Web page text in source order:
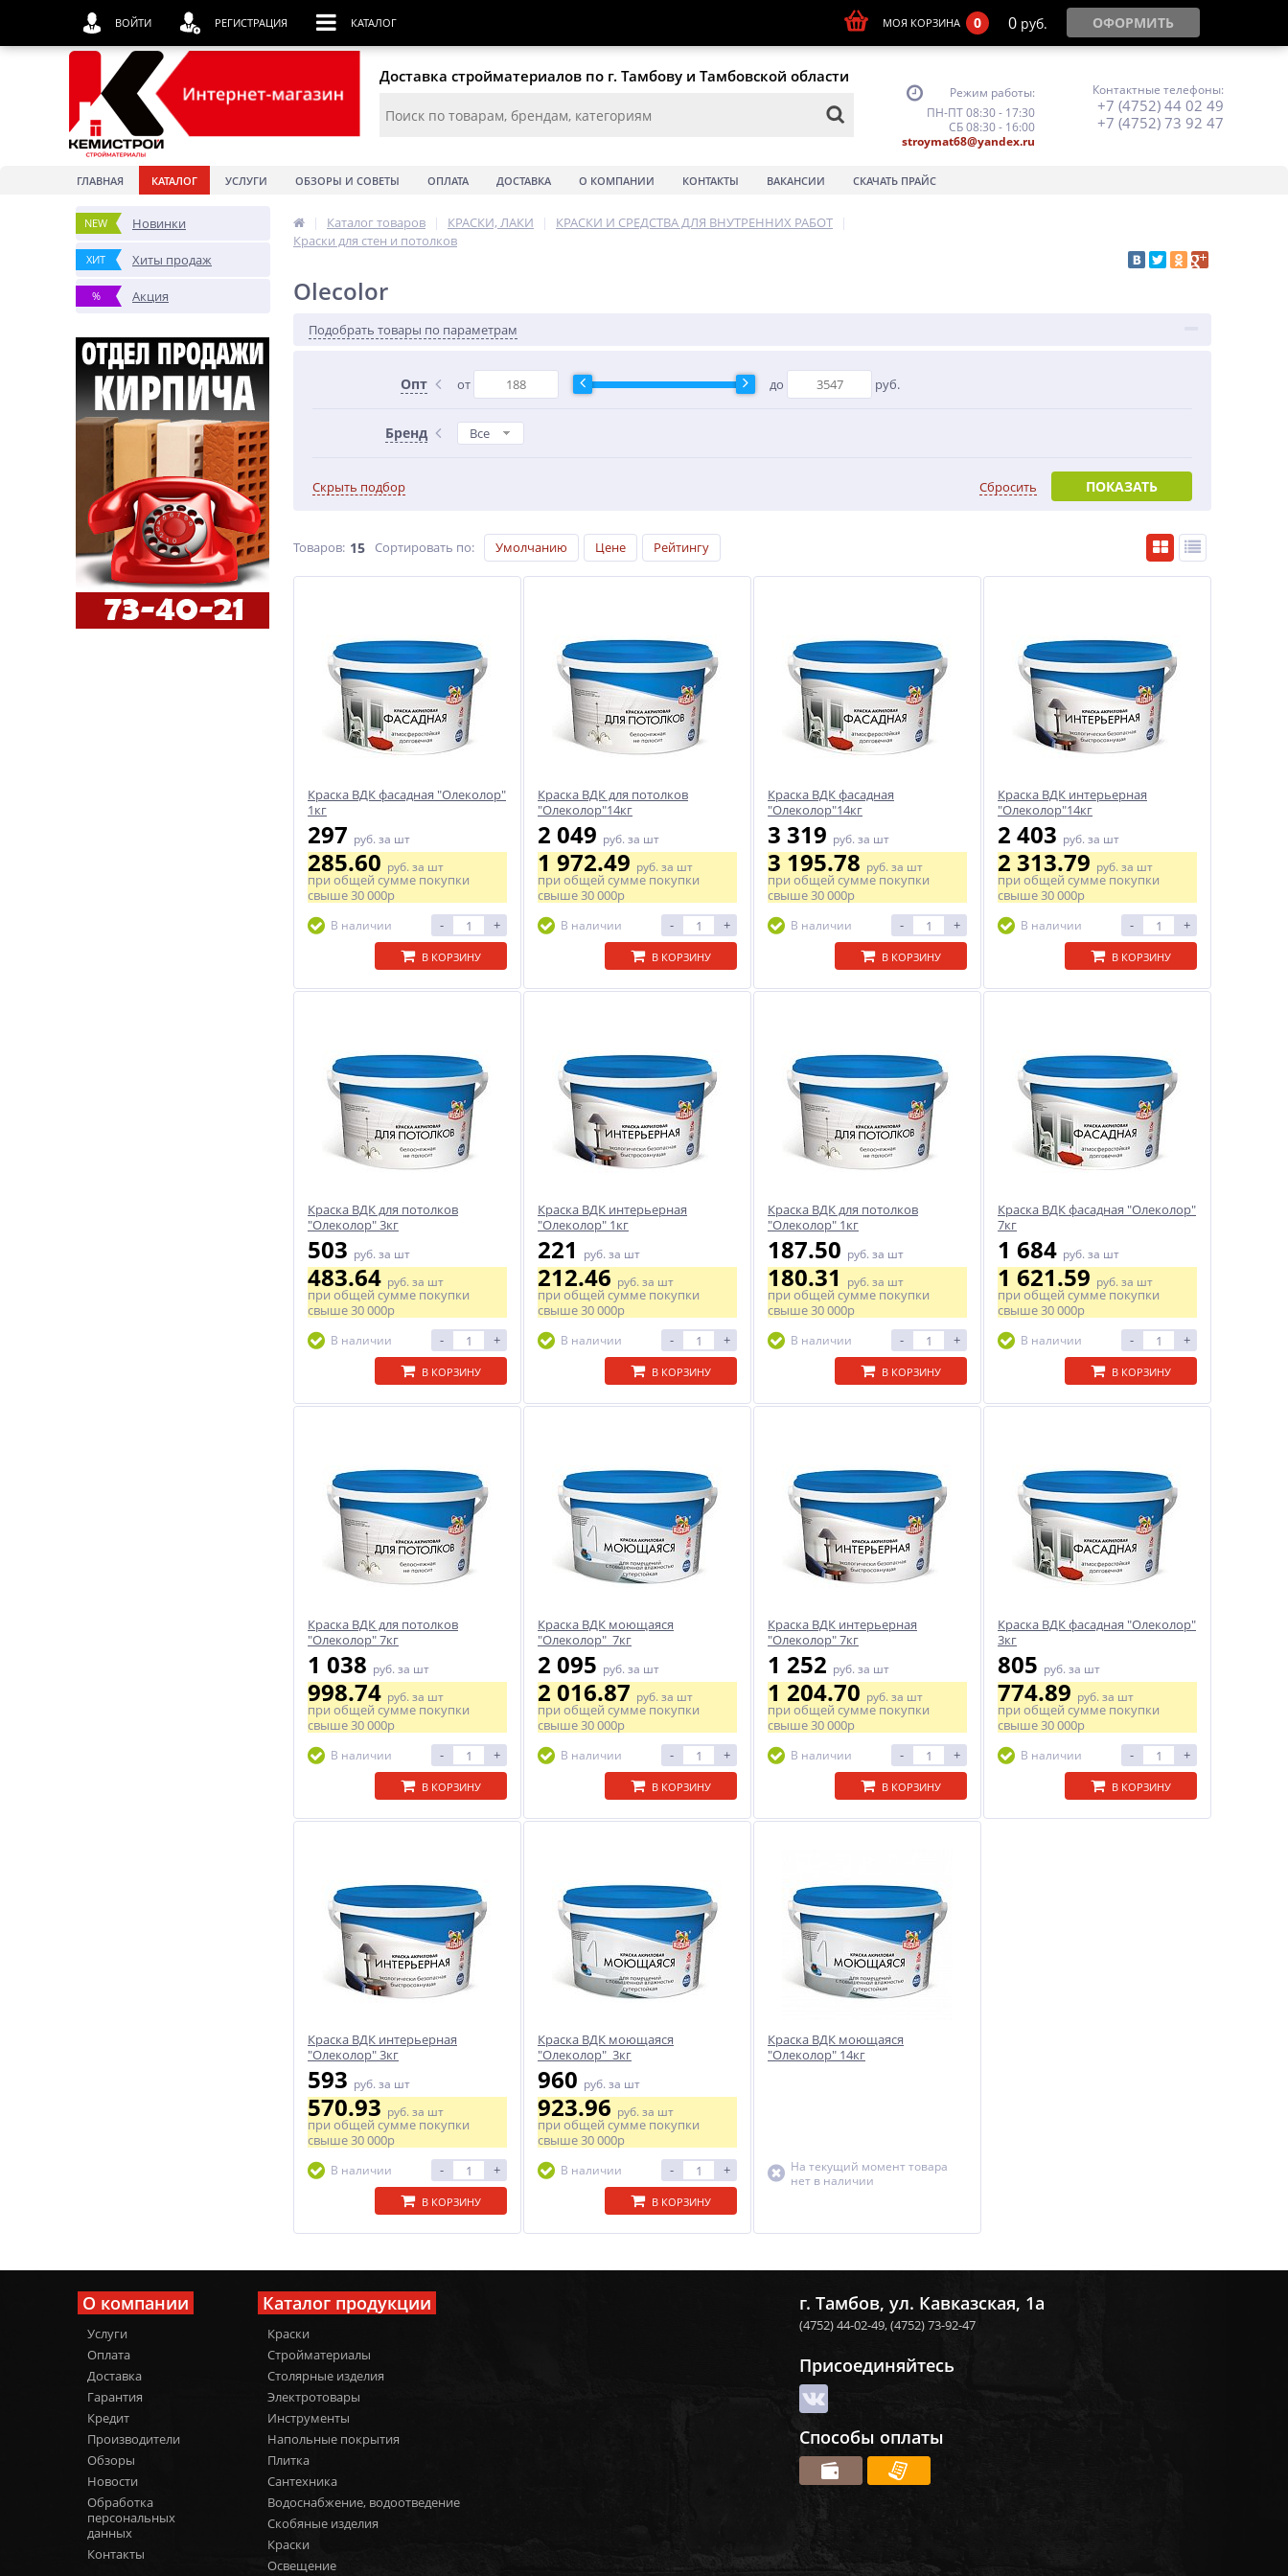
Доставка стройматериалов по г. Тамбову и Тамбовской области
Режим работы:
ПН-ПТ 08:30 - 17:30
СБ 08:30 - 16:00
stroymat68@yandex.ru
Контактные телефоны:
+7 (4752) 44 02 49
+7 (4752) 73 92 47
ГЛАВНАЯ КАТАЛОГ УСЛУГИ ОБЗОРЫ И СОВЕТЫ ОПЛАТА ДОСТАВКА О КОМПАНИИ КОНТАКТЫ ВАКАНСИИ СКАЧАТЬ ПРАЙС
NEW Новинки
ХИТ Хиты продаж
% Акция
| Каталог товаров | КРАСКИ, ЛАКИ | КРАСКИ И СРЕДСТВА ДЛЯ ВНУТРЕННИХ РАБОТ
|
Краски для стен и потолков
Olecolor
Подобрать товары по параметрам
Опт от до руб.
Бренд Все
Скрыть подбор ПОКАЗАТЬ
Сбросить
Товаров: 15 Сортировать по: Умолчанию Цене Рейтингу
Краска ВДК фасадная "Олеколор"
1кг
297 руб. за шт
285.60руб. за шт
при общей сумме покупки
свыше30 000р
В наличии - +
В КОРЗИНУ
Краска ВДК для потолков
"Олеколор"14кг
2 049 руб. за шт
1 972.49руб. за шт
при общей сумме покупки
свыше30 000р
В наличии - +
В КОРЗИНУ
Краска ВДК фасадная
"Олеколор"14кг
3 319 руб. за шт
3 195.78руб. за шт
при общей сумме покупки
свыше30 000р
В наличии - +
В КОРЗИНУ
Краска ВДК интерьерная
"Олеколор"14кг
2 403 руб. за шт
2 313.79руб. за шт
при общей сумме покупки
свыше30 000р
В наличии - +
В КОРЗИНУ
Краска ВДК для потолков
"Олеколор" 3кг
503 руб. за шт
483.64руб. за шт
при общей сумме покупки
свыше30 000р
В наличии - +
В КОРЗИНУ
Краска ВДК интерьерная
"Олеколор" 1кг
221 руб. за шт
212.46руб. за шт
при общей сумме покупки
свыше30 000р
В наличии - +
В КОРЗИНУ
Краска ВДК для потолков
"Олеколор" 1кг
187.50 руб. за шт
180.31руб. за шт
при общей сумме покупки
свыше30 000р
В наличии - +
В КОРЗИНУ
Краска ВДК фасадная "Олеколор"
7кг
1 684 руб. за шт
1 621.59руб. за шт
при общей сумме покупки
свыше30 000р
В наличии - +
В КОРЗИНУ
Краска ВДК для потолков
"Олеколор" 7кг
1 038 руб. за шт
998.74руб. за шт
при общей сумме покупки
свыше30 000р
В наличии - +
В КОРЗИНУ
Краска ВДК моющаяся
"Олеколор" 7кг
2 095 руб. за шт
2 016.87руб. за шт
при общей сумме покупки
свыше30 000р
В наличии - +
В КОРЗИНУ
Краска ВДК интерьерная
"Олеколор" 7кг
1 252 руб. за шт
1 204.70руб. за шт
при общей сумме покупки
свыше30 000р
В наличии - +
В КОРЗИНУ
Краска ВДК фасадная "Олеколор"
3кг
805 руб. за шт
774.89руб. за шт
при общей сумме покупки
свыше30 000р
В наличии - +
В КОРЗИНУ
Краска ВДК интерьерная
"Олеколор" 3кг
593 руб. за шт
570.93руб. за шт
при общей сумме покупки
свыше30 000р
В наличии - +
В КОРЗИНУ
Краска ВДК моющаяся
"Олеколор" 3кг
960 руб. за шт
923.96руб. за шт
при общей сумме покупки
свыше30 000р
В наличии - +
В КОРЗИНУ
Краска ВДК моющаяся
"Олеколор" 14кг
На текущий момент товара
нет в наличии
О компании
Услуги
Оплата
Доставка
Гарантия
Кредит
Производители
Обзоры
Новости
Обработка
персональных
данных
Контакты
Каталог продукции
Краски
Стройматериалы
Столярные изделия
Электротовары
Инструменты
Напольные покрытия
Плитка
Сантехника
Водоснабжение, водоотведение
Скобяные изделия
Краски
Освещение
г. Тамбов, ул. Кавказская, 1а
(4752) 44-02-49,(4752) 73-92-47
Присоединяйтесь
Способы оплаты
ВОЙТИ РЕГИСТРАЦИЯ КАТАЛОГ МОЯ КОРЗИНА 0 0 руб. ОФОРМИТЬ